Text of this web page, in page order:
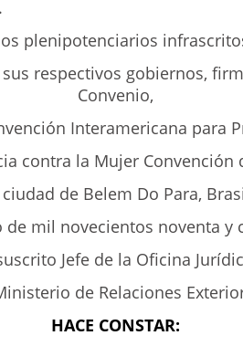
plenipotenciarios
respectivos gobiernos,
Convenio,
Interamericana para
contra la Mujer Convención
de Belem Do Para,
de mil novecientos noventa y
Jefe de la Oficina
de Relaciones
HACE CONSTAR: